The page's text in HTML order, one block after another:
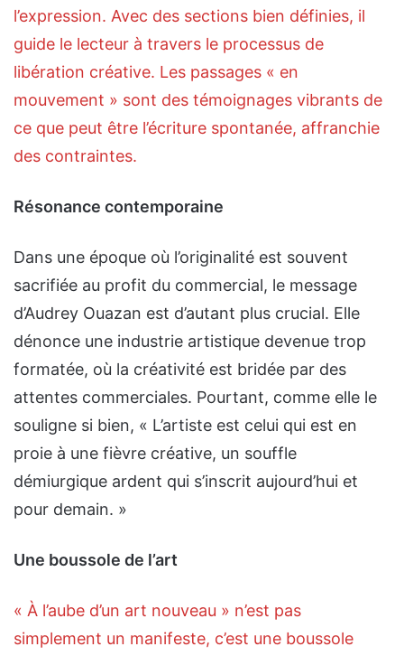
l’expression. Avec des sections bien définies, il
guide le lecteur à travers le processus de
libération créative. Les passages « en
mouvement » sont des témoignages vibrants de
ce que peut être l’écriture spontanée, affranchie
des contraintes.
Résonance contemporaine
Dans une époque où l’originalité est souvent
sacrifiée au profit du commercial, le message
d’Audrey Ouazan est d’autant plus crucial. Elle
dénonce une industrie artistique devenue trop
formatée, où la créativité est bridée par des
attentes commerciales. Pourtant, comme elle le
souligne si bien, « L’artiste est celui qui est en
proie à une fièvre créative, un souffle
démiurgique ardent qui s’inscrit aujourd’hui et
pour demain. »
Une boussole de l’art
« À l’aube d’un art nouveau » n’est pas
simplement un manifeste, c’est une boussole